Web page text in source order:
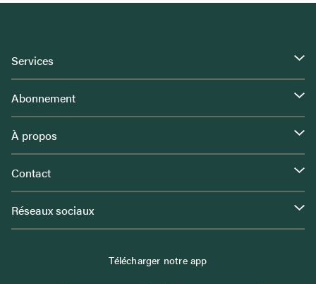
Services
Abonnement
À propos
Contact
Réseaux sociaux
Télécharger notre app